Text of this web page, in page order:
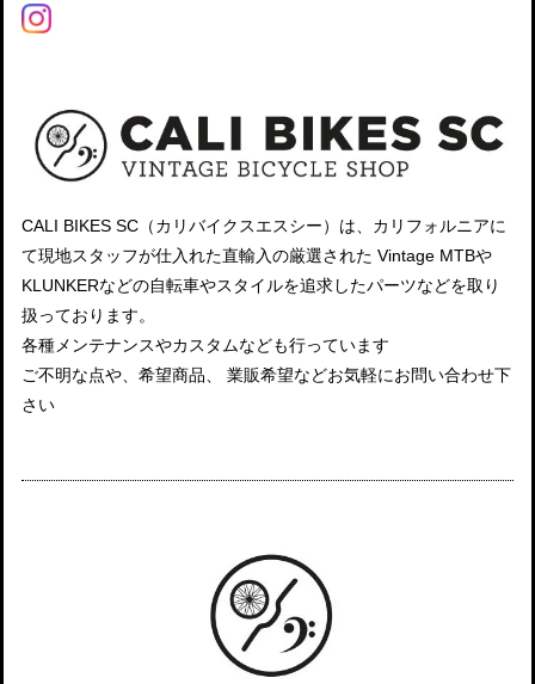
CALI BIKES SC（カリバイクスエスシー）は、カリフォルニアに
て現地スタッフが仕入れた直輸入の厳選された Vintage MTBや
KLUNKERなどの自転車やスタイルを追求したパーツなどを取り
扱っております。
各種メンテナンスやカスタムなども行っています
ご不明な点や、希望商品、 業販希望などお気軽にお問い合わせ下
さい